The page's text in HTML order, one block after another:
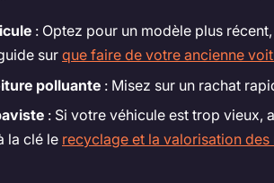
: Optez pour un modèle plus
surque faire de votre ancienne
polluante : Misez sur un rachat
: Si votre véhicule est trop vieux,
la clé le recyclage et la valorisation